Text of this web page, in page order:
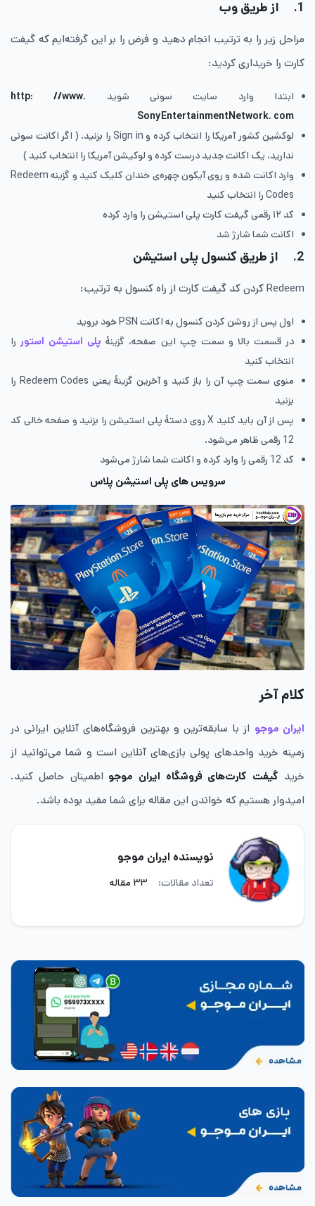
1. از طریق وب
مراحل زیر را به ترتیب انجام دهید و فرض را بر این گرفته‌ایم که گیفت
کارت را خریداری کردید:
ابتدا وارد سایت سونی شوید http: //www.
SonyEntertainmentNetwork. com
لوکشین کشور آمریکا را انتخاب کرده و Sign in را بزنید. ( اگر اکانت سونی
ندارید، یک اکانت جدید درست کرده و لوکیشن آمریکا را انتخاب کنید )
وارد اکانت شده و روی آیکون چهره‌ی خندان کلیک کنید و گزینه Redeem
Codes را انتخاب کنید
کد ۱۲ رقمی گیفت کارت پلی استیشن را وارد کرده
اکانت شما شارژ شد
2. از طریق کنسول پلی استیشن
Redeem کردن کد گیفت کارت از راه کنسول به ترتیب:
اول پس از روشن کردن کنسول به اکانت PSN خود بروید
در قسمت بالا و سمت چپ این صفحه، گزینۀ پلی استیشن استور را
انتخاب کنید
منوی سمت چپ آن را باز کنید و آخرین گزینۀ یعنی Redeem Codes را
بزنید
پس از آن باید کلید X روی دستۀ پلی استیشن را بزنید و صفحه خالی کد
12 رقمی ظاهر می‌شود.
کد 12 رقمی را وارد کرده و اکانت شما شارژ می‌شود
سرویس های پلی استیشن پلاس
کلام آخر
ایران موجو از با سابقه‌ترین و بهترین فروشگاه‌های آنلاین ایرانی در
زمینه خرید واحدهای پولی بازی‌های آنلاین است و شما می‌توانید از
خرید گیفت کار‌ت‌های فروشگاه ایران موجو اطمینان حاصل کنید.
امیدوار هستیم که خواندن این مقاله برای شما مفید بوده باشد.
نویسنده ایران موجو
تعداد مقالات: ۳۳ مقاله